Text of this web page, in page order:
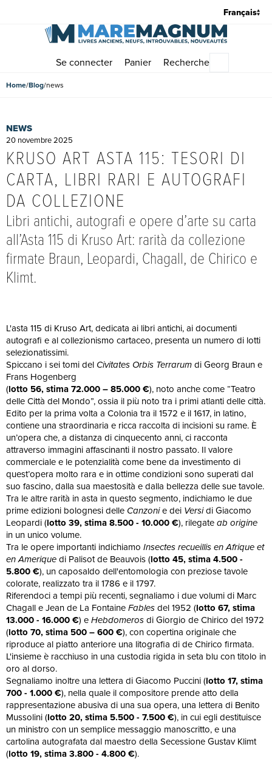
Se connecter Panier Recherche
Home Blog news
KRUSO ART ASTA 115: TESORI DI
CARTA, LIBRI RARI E AUTOGRAFI
DA COLLEZIONE
Libri antichi, autografi e opere d’arte su carta
all’Asta 115 di Kruso Art: rarità da collezione
firmate Braun, Leopardi, Chagall, de Chirico e
Klimt.
NEWS
20 novembre 2025
L'asta 115 di Kruso Art, dedicata ai libri antichi, ai documenti
autografi e al collezionismo cartaceo, presenta un numero di lotti
selezionatissimi.
Spiccano i sei tomi del Civitates Orbis Terrarumdi Georg Braun e
Frans Hogenberg
(lotto 56, stima 72.000 – 85.000 €), noto anche come “Teatro
delle Città del Mondo”, ossia il più noto tra i primi atlanti delle città.
Edito per la prima volta a Colonia tra il 1572 e il 1617, in latino,
contiene una straordinaria e ricca raccolta di incisioni su rame. È
un’opera che, a distanza di cinquecento anni, ci racconta
attraverso immagini affascinanti il nostro passato. Il valore
commerciale e le potenzialità come bene da investimento di
quest’opera molto rara e in ottime condizioni sono superati dal
suo fascino, dalla sua maestosità e dalla bellezza delle sue tavole.
Tra le altre rarità in asta in questo segmento, indichiamo le due
prime edizioni bolognesi delle Canzonie dei Versidi Giacomo
Leopardi (lotto 39, stima 8.500 - 10.000 €), rilegateab origine
in un unico volume.
Tra le opere importanti indichiamo Insectes recueillis en Afrique et
en Ameriquedi Palisot de Beauvois (lotto 45, stima4.500 -
5.800 €), un caposaldo dell'entomologia con preziose tavole
colorate, realizzato tra il 1786 e il 1797.
Riferendoci a tempi più recenti, segnaliamo i due volumi di Marc
Chagall e Jean de La FontaineFablesdel 1952 (lotto 67, stima
13.000 - 16.000 €) eHebdomerosdi Giorgio de Chirico del 1972
(lotto 70, stima 500 – 600 €), con copertina originale che
riproduce al piatto anteriore una litografia di de Chirico firmata.
L'insieme è racchiuso in una custodia rigida in seta blu con titolo in
oro al dorso.
Segnaliamo inoltre una lettera di Giacomo Puccini (lotto 17, stima
700 - 1.000 €), nella quale il compositore prende atto della
rappresentazione abusiva di una sua opera, una lettera di Benito
Mussolini (lotto 20, stima 5.500 - 7.500 €), in cui egli destituisce
un ministro con un semplice messaggio manoscritto, e una
cartolina autografata dal maestro della Secessione Gustav Klimt
(lotto 19, stima 3.800 - 4.800 €).